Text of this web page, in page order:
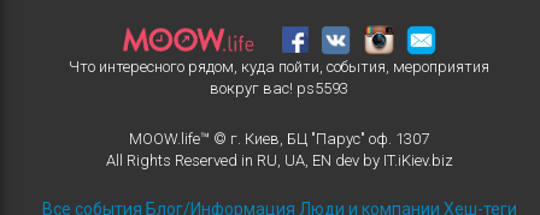
Что интересного рядом, куда пойти, события, мероприятия
вокруг вас! ps5593
MOOW.life™ © г. Киев, БЦ "Парус" оф. 1307
All Rights Reserved in RU UA, EN dev by IT.iKiev.biz
Все события Блог/Информация Люди и компании Хеш-теги